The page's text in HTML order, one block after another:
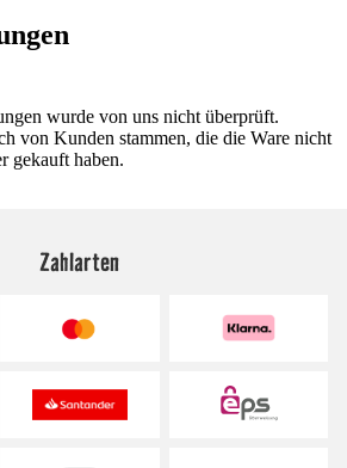
wurde von uns nicht überprüft.
von Kunden stammen, die die Ware nicht
gekauft haben.
Zahlarten